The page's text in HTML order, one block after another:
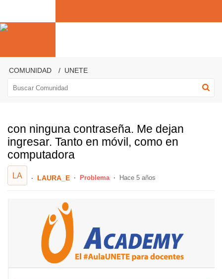
COMUNIDAD UNETE
con ninguna contraseña. Me dejan
ingresar. Tanto en móvil, como en
computadora
LA LAURA_E Problema Hace 5 años